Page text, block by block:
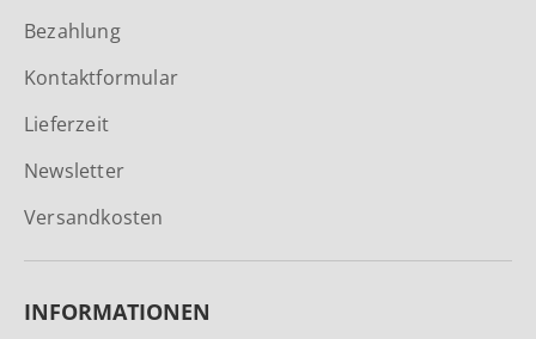
Bezahlung
Kontaktformular
Lieferzeit
Newsletter
Versandkosten
INFORMATIONEN